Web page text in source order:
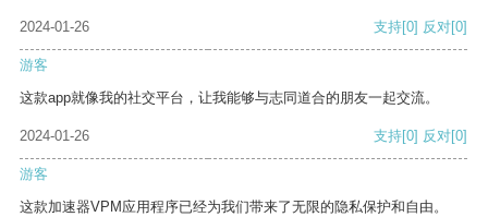
2024-01-26 支持[0] 反对[0]
游客
这款app就像我的社交平台，让我能够与志同道合的朋友一起交流。
2024-01-26 支持[0] 反对[0]
游客
这款加速器VPM应用程序已经为我们带来了无限的隐私保护和自由。